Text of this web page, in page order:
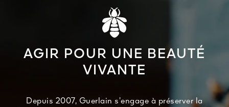
AGIR POUR UNE BEAUTÉ
VIVANTE
Depuis 2007, Guerlain s’engage à préserver la